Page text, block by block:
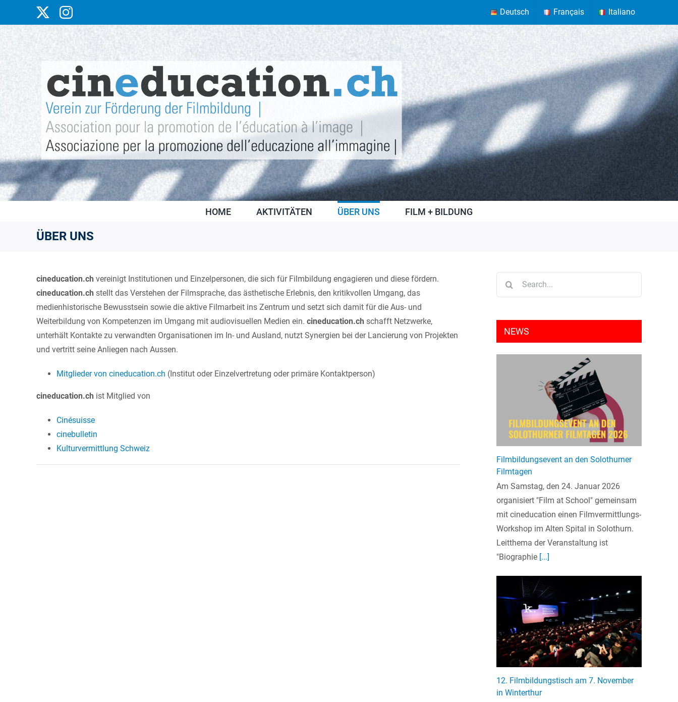
content
Instagram Deutsch Français Italiano
HOME AKTIVITÄTEN ÜBER UNS FILM + BILDUNG
ÜBER UNS
cineducation.ch vereinigt Institutionen und Einzelpersonen, die sich für Filmbildung engagieren und diese fördern.
cineducation.ch stellt das Verstehen der Filmsprache, das ästhetische Erlebnis, den kritikvollen Umgang, das
medienhistorische Bewusstsein sowie die aktive Filmarbeit ins Zentrum und setzt sich damit für die Aus- und
Weiterbildung von Kompetenzen im Umgang mit audiovisuellen Medien ein. cineducation.ch schafft Netzwerke,
unterhält Kontakte zu verwandten Organisationen im In- und Ausland, nutzt Synergien bei der Lancierung von Projekten
und vertritt seine Anliegen nach Aussen.
Mitglieder von cineducation.ch (Institut oder Einzelvertretung oder primäre Kontaktperson)
cineducation.ch ist Mitglied von
Cinésuisse
cinebulletin
Kulturvermittlung Schweiz
NEWS
Filmbildungsevent an den Solothurner
Filmtagen
Am Samstag, den 24. Januar 2026
organisiert "Film at School" gemeinsam
mit cineducation einen Filmvermittlungs-
Workshop im Alten Spital in Solothurn.
Leitthema der Veranstaltung ist
"Biographie [...]
12. Filmbildungstisch am 7. November
in Winterthur